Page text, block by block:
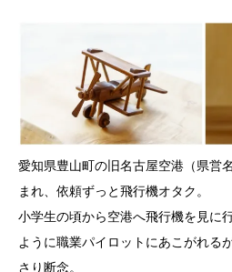
愛知県豊山町の旧名古屋空港（県営
まれ、依頼ずっと飛行機オタク。
小学生の頃から空港へ飛行機を見に
ように職業パイロットにあこがれる
さり断念。